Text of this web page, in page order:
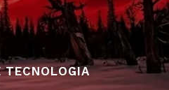
TECNOLOGIA